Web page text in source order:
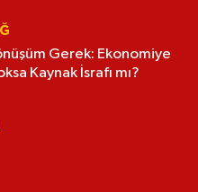
Gerek: Ekonomiye
Kaynak İsrafı mı?